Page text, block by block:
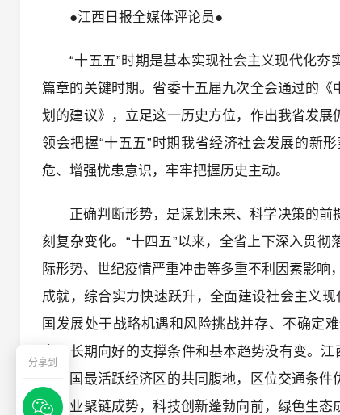
分享到
●江西日报全媒体评论员●
“十五五”时期是基本实现社会主义现代化
篇章的关键时期。省委十五届九次全会通过的
划的建议》，立足这一历史方位，作出我省发
领会把握“十五五”时期我省经济社会发展的新
危、增强忧患意识，牢牢把握历史主动。
正确判断形势，是谋划未来、科学决策的
刻复杂变化。“十四五”以来，全省上下深入贯
际形势、世纪疫情严重冲击等多重不利因素影响
成就，综合实力快速跃升，全面建设社会主义
国发展处于战略机遇和风险挑战并存、不确定
大，长期向好的支撑条件和基本趋势没有变。
个全国最活跃经济区的共同腹地，区位交通条
兴产业聚链成势，科技创新蓬勃向前，绿色生